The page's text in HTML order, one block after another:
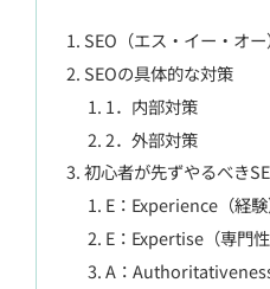
SEO（エス・イー・オ
SEOの具体的な対策
1．内部対策
2．外部対策
初心者が先ずやるべき
E：Experience（経験
E：Expertise（専門性
A：Authoritativeness